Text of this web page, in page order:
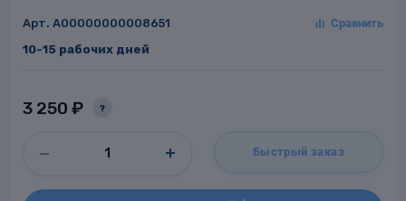
Арт. A00000000008651
10-15 рабочих дней
3 250 ₽ ?
Быстрый заказ
для
Фланцы стальные